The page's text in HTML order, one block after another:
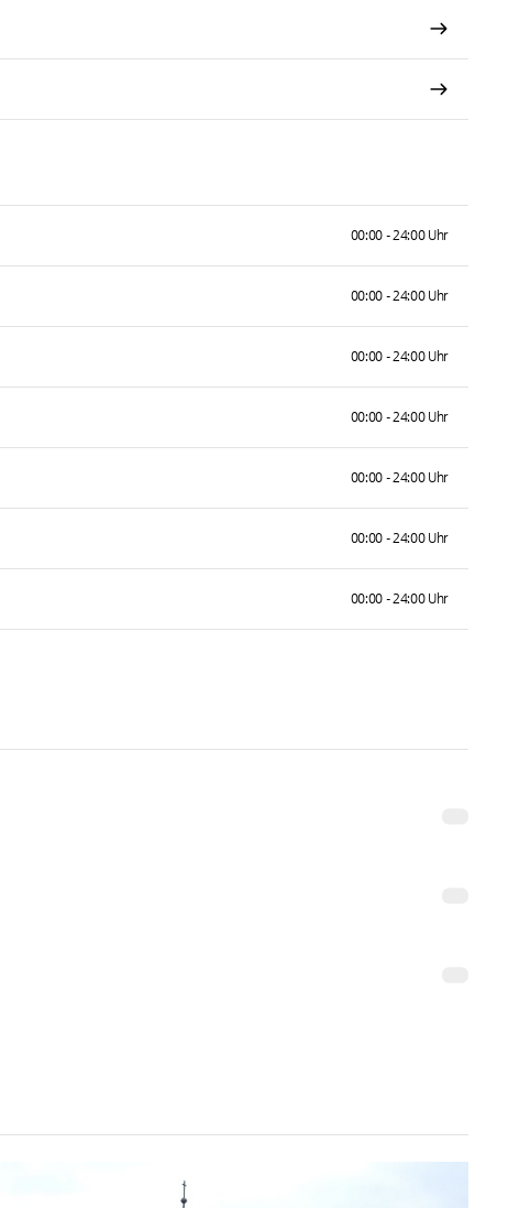
00:00 - 24:00 Uhr
00:00 - 24:00 Uhr
00:00 - 24:00 Uhr
00:00 - 24:00 Uhr
00:00 - 24:00 Uhr
00:00 - 24:00 Uhr
00:00 - 24:00 Uhr